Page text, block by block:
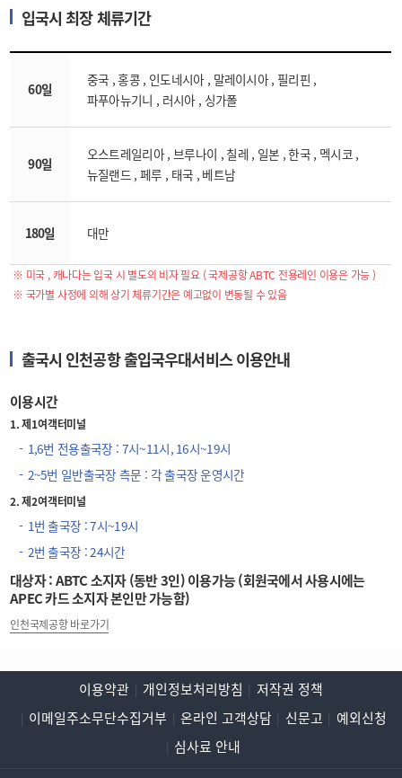
입국시 최장 체류기간
60일
중국 , 홍콩 , 인도네시아 , 말레이시아 , 필리핀 ,
파푸아뉴기니 , 러시아 , 싱가폴
90일
오스트레일리아 , 브루나이 , 칠레 , 일본 , 한국 , 멕시코 ,
뉴질랜드 , 페루 , 태국 , 베트남
180일 대만
※ 미국 , 캐나다는 입국 시 별도의 비자 필요 ( 국제공항 ABTC 전용레인 이용은 가능 )
※ 국가별 사정에 의해 상기 체류기간은 예고없이 변동될 수 있음
출국시 인천공항 출입국우대서비스 이용안내
이용시간
1. 제1여객터미널
1,6번 전용출국장 : 7시~11시, 16시~19시
2~5번 일반출국장 측문 : 각 출국장 운영시간
2. 제2여객터미널
1번 출국장 : 7시~19시
2번 출국장 : 24시간
대상자 : ABTC 소지자 (동반 3인) 이용가능 (회원국에서 사용시에는
APEC 카드 소지자 본인만 가능함)
인천국제공항 바로가기
이용약관 개인정보처리방침
저작권 정책
이메일주소무단수집거부
온라인 고객상담 신문고
예외신청
심사료 안내